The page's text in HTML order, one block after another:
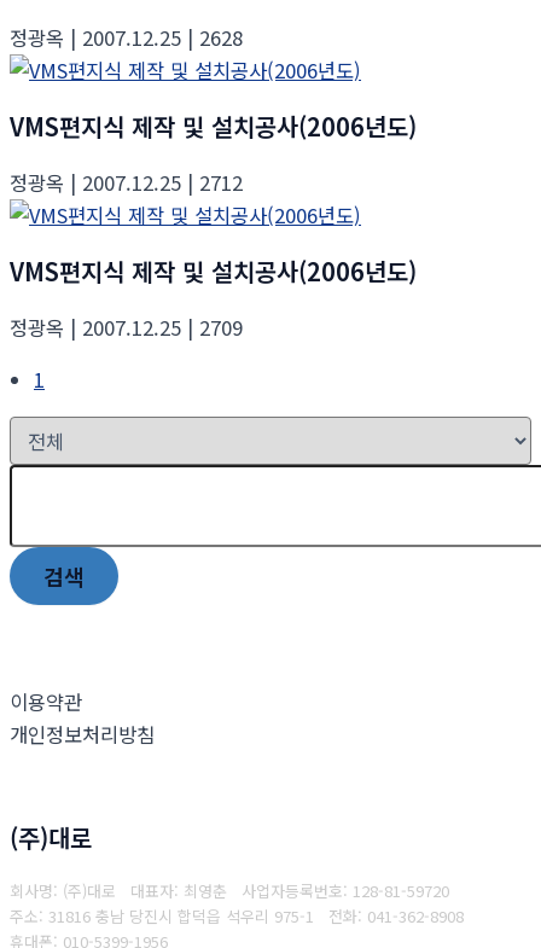
정광옥 | 2007.12.25 | 2628
VMS편지식 제작 및 설치공사(2006년도)
정광옥 | 2007.12.25 | 2712
VMS편지식 제작 및 설치공사(2006년도)
정광옥 | 2007.12.25 | 2709
1
검색
이용약관
개인정보처리방침
(주)대로
회사명: (주)대로 대표자: 최영춘 사업자등록번호: 128-81-59720
주소: 31816 충남 당진시 합덕읍 석우리 975-1 전화: 041-362-8908
휴대폰: 010-5399-1956